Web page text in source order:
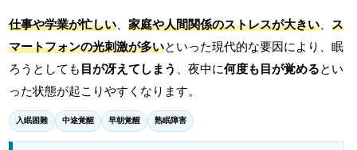
仕事や学業が忙しい 、家庭や人間関係のストレスが大きい 、ス
マートフォンの光刺激が多いといった現代的な要因により、眠
ろうとしても 目が冴えてしまう 、夜中に何度も目が覚めるとい
った状態が起こりやすくなります。
入眠困難 中途覚醒 早朝覚醒 熟眠障害